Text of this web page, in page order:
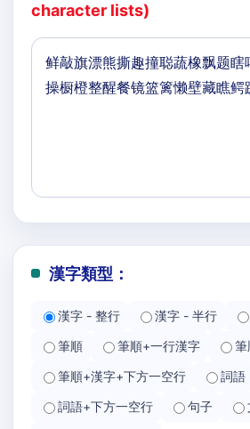
character lists)
漢字類型：
漢字 - 整行 漢字 - 半行
筆順
筆順+一行漢字
筆
筆順+漢字+下方一空行
詞語
詞語+下方一空行
句子